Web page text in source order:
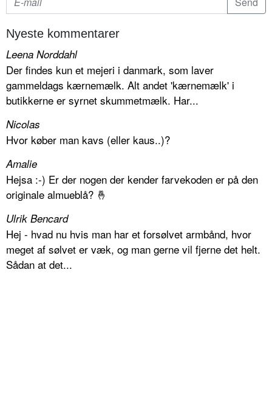
Nyeste kommentarer
Leena Norddahl
Der findes kun et mejeri i danmark, som laver
gammeldags kærnemælk. Alt andet 'kærnemælk' i
butikkerne er syrnet skummetmælk. Har...
Nicolas
Hvor køber man kavs (eller kaus..)?
Amalie
Hejsa :-) Er der nogen der kender farvekoden er på den
originale almueblå? 🤞
Ulrik Bencard
Hej - hvad nu hvis man har et forsølvet armbånd, hvor
meget af sølvet er væk, og man gerne vil fjerne det helt.
Sådan at det...